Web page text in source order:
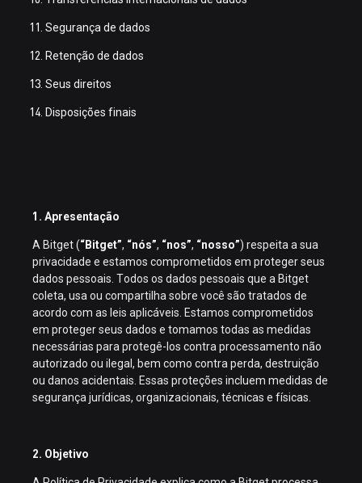
Segurança de dados
Retenção de dados
Seus direitos
Disposições finais
1. Apresentação
A Bitget (“Bitget”, “nós”, “nos”, “nosso”) respeita a sua
privacidade e estamos comprometidos em proteger seus
dados pessoais. Todos os dados pessoais que a Bitget
coleta, usa ou compartilha sobre você são tratados de
acordo com as leis aplicáveis. Estamos comprometidos
em proteger seus dados e tomamos todas as medidas
necessárias para protegê-los contra processamento não
autorizado ou ilegal, bem como contra perda, destruição
ou danos acidentais. Essas proteções incluem medidas de
segurança jurídicas, organizacionais, técnicas e físicas.
2. Objetivo